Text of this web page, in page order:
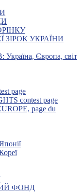
УКРАЇНИ
Європа, світ
page
contest page
page du
ФОНД